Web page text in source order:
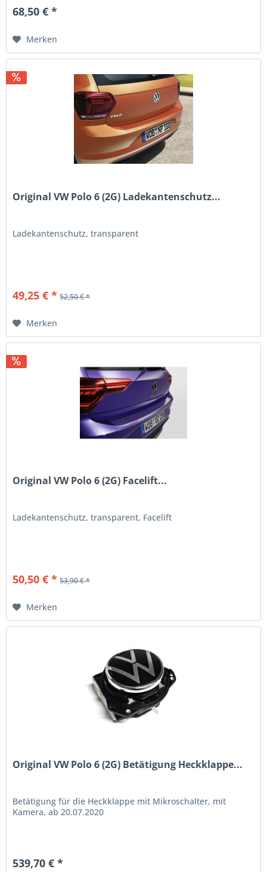
68,50 € *
Merken
Original VW Polo 6 (2G) Ladekantenschutz...
Ladekantenschutz, transparent
49,25 € * 52,50 € *
Merken
Original VW Polo 6 (2G) Facelift...
Ladekantenschutz, transparent, Facelift
50,50 € * 53,90 € *
Merken
Original VW Polo 6 (2G) Betätigung Heckklappe...
Betätigung für die Heckklappe mit Mikroschalter, mit
Kamera, ab 20.07.2020
539,70 € *